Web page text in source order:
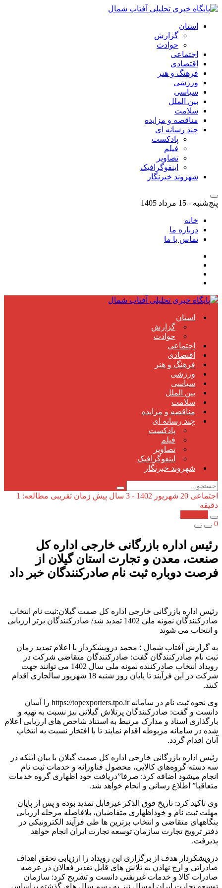
استان
گزارش
حوادث
اجتماعی
اقتصادی
فرهنگ و هنر
ورزشی
سیاسی
بین الملل
سلامت
مناقصه و مزایده
چند رسانه ای
پادکست
فیلم
تصاویر
اینفوگرافیک
شهروند خبرنگار
پنج‌شنبه - 15 مرداد 1405
خانه
درباره ما
تماس با ما
استان
گزارش
حوادث
اجتماعی
اقتصادی
فرهنگ و هنر
ورزشی
سیاسی
بین الملل
سلامت
مناقصه و مزایده
چند رسانه ای
پادکست
فیلم
تصاویر
اینفوگرافیک
شهروند خبرنگار
اجتماعی 20 شهریور 1402 - 3 سال پیش
زمان تقریبی مطالعه: 1
دقیقه
0
رئیس اداره بازرگانی خارجی اداره کل
صنعت، معدن و تجارت استان گیلان از
فرصت دوباره ثبت نام صادرکنندگان خبر داد
رئیس اداره بازرگانی خارجی اداره کل صمت گیلان:ثبت نام انتخاب
صادرکنندگان نمونه ملی 1402 تمدید شد/ صادرکنندگان برتر ارزیابی
و انتخاب می شوند
به گزارش آفتاب شمال ؛ محمد درویشکردار با اعلام تمدید زمان
ثبت نام صادرکنندگان گفت: صادرکنندگان متقاضی شرکت در
رویداد انتخاب صادرکننده نمونه ملی سال 1402 می توانند جهت
شرکت در این فرآیند تا پایان روز شنبه 18 شهریور سالجاری اقدام
کنند.
وی نحوه ثبت ‌نام در سامانه https://topexporters.tpo.ir را آسان
دانست و گفت: صادرکنندگان پرتلاش گیلانی نیز نسبت‌ به تهیه و
بارگذاری اسناد و مدارک مرتبط به استناد شاخص های ارزیابی اعلام
شده در سامانه مربوطه اقدام نمایند تا با افتخار نسبت به انتخاب
آنان اقدام گردد.
رئیس اداره بازرگانی خارجی اداره کل صمت گیلان با بیان اینکه در
سه دسته گروه‌های کالایی، محصول فناورانه و خدمات ثبت نام
انجام میشود اضافه کرد: صرفا”دریافت خود اظهاری گروه خدمات
متعاقبا” اطلاع رسانی و انجام خواهد شد.
وی تاکید کرد: تاریخ فوق الذکر غیرقابل تمدید بوده و پس‌ از پایان
مهلت ثبت ‌نام و خوداظهاری متقاضیان، بلافاصله مرحله ارزیابی
بنگاههای متقاضی و انتخاب برترین ها طی فرآیند الکترونیکی در
دفتر ترویج تجارت سازمان توسعه تجارت ایران انجام خواهد
پذیرفت.
درویشکردار هدف از برگزاری این رویداد را ارزیابی تحقق اهداف
صادراتی و ارج نهادن به تلاش های قابل تقدیر فعالان در عرصه
صادرات کالا و خدمات غیرنفتی دانست و تشریح کرد: سازمان
توسعه تجارت ایران امسال نیز به رسم سال های گذشته براساس